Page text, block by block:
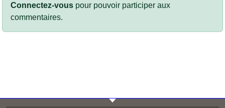
Connectez-vous pour pouvoir participer aux
commentaires.